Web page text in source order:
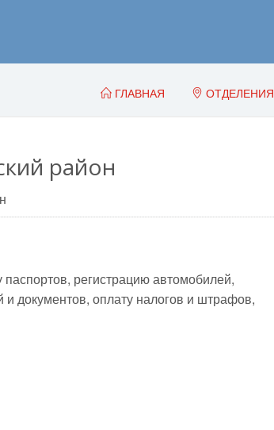
ГЛАВНАЯ ОТДЕЛЕНИЯ
район
регистрацию автомобилей,
документов, оплату налогов и штрафов,